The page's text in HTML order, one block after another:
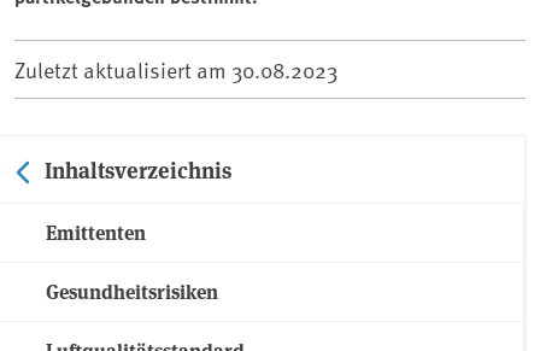
Zuletzt aktualisiert am 30.08.2023
Inhaltsverzeichnis
Emittenten
Gesundheitsrisiken